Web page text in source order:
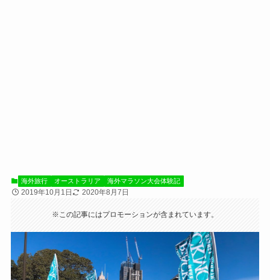
海外旅行 オーストラリア 海外マラソン大会体験記
2019年10月1日 2020年8月7日
※この記事にはプロモーションが含まれています。